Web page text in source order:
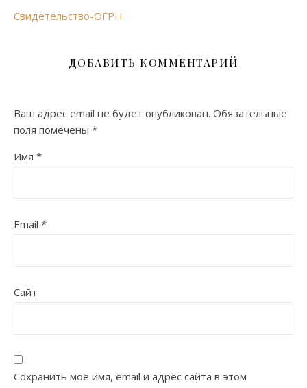
Свидетельство-ОГРН
ДОБАВИТЬ КОММЕНТАРИЙ
Ваш адрес email не будет опубликован. Обязательные
поля помечены *
Имя *
Email *
Сайт
Сохранить моё имя, email и адрес сайта в этом